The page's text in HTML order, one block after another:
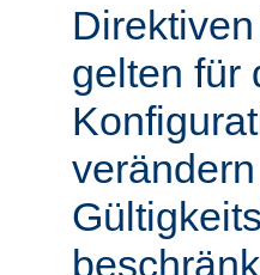
gelten für